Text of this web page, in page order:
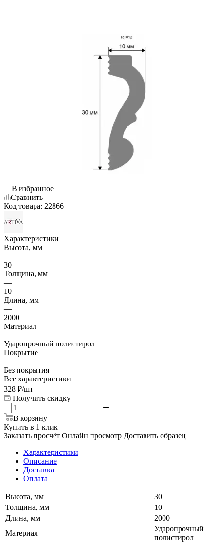
В избранное
Сравнить
Код товара: 22866
Характеристики
Высота, мм
—
30
Толщина, мм
—
10
Длина, мм
—
2000
Материал
—
Ударопрочный полистирол
Покрытие
—
Без покрытия
Все характеристики
328 ₽/шт
Получить скидку
В корзину
Купить в 1 клик
Заказать просчёт Онлайн просмотр Доставить образец
Характеристики
Описание
Доставка
Оплата
Высота, мм
30
Толщина, мм
10
Длина, мм
2000
Материал
Ударопрочный
полистирол